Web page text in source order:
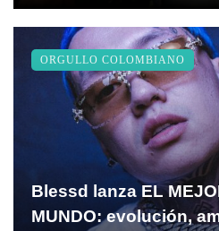
Blessd lanza EL
MUNDO: evolución,
ORGULLO COLOMBIANO